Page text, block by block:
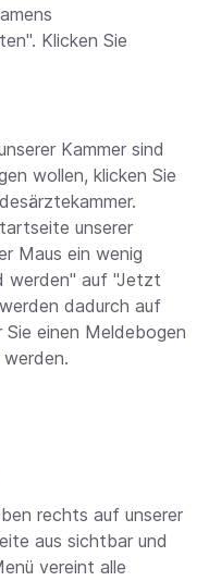
Klicken Sie
Kammer sind
wollen, klicken Sie
unserer
Maus ein wenig
werden" auf "Jetzt
dadurch auf
einen Meldebogen
rechts auf unserer
aus sichtbar und
vereint alle